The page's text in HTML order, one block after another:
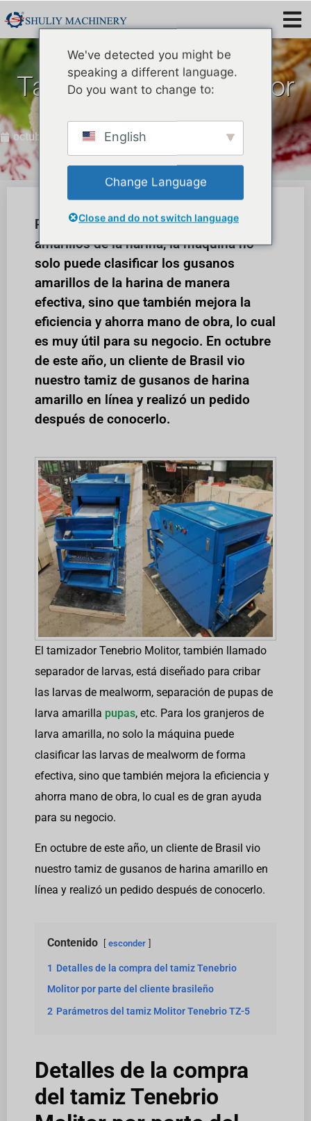
Tamiz Tenebrio Molitor
enviado a Brasil
octubre 25, 2022
Para los productores de gusanos
amarillos de la harina, la máquina no
solo puede clasificar los gusanos
amarillos de la harina de manera
efectiva, sino que también mejora la
eficiencia y ahorra mano de obra, lo cual
es muy útil para su negocio. En octubre
de este año, un cliente de Brasil vio
nuestro tamiz de gusanos de harina
amarillo en línea y realizó un pedido
después de conocerlo.
El tamizador Tenebrio Molitor, también llamado
separador de larvas, está diseñado para cribar
las larvas de mealworm, separación de pupas de
larva amarilla pupas, etc. Para los granjeros de
larva amarilla, no solo la máquina puede
clasificar las larvas de mealworm de forma
efectiva, sino que también mejora la eficiencia y
ahorra mano de obra, lo cual es de gran ayuda
para su negocio.
En octubre de este año, un cliente de Brasil vio
nuestro tamiz de gusanos de harina amarillo en
línea y realizó un pedido después de conocerlo.
Contenido esconder
1 Detalles de la compra del tamiz Tenebrio
Molitor por parte del cliente brasileño
2 Parámetros del tamiz Molitor Tenebrio TZ-5
Detalles de la compra
del tamiz Tenebrio
We've detected you might be
speaking a different language.
Do you want to change to:
English
Change Language
Close and do not switch language